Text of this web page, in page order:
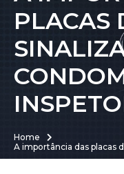
PLACAS
Home
A importância das placas